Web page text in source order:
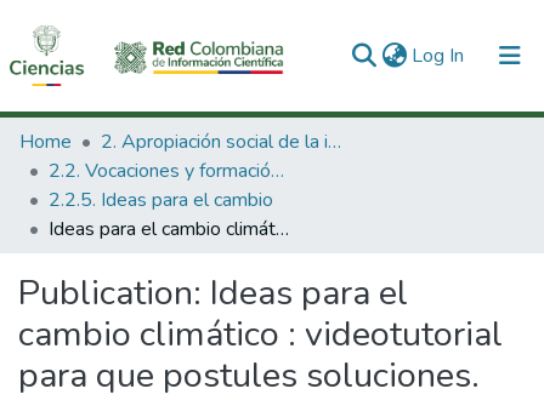
Log In (current)
Communities & Collections
All of DSpace
Statistics
Home
2. Apropiación social de la información en Ciencia Tecnología e Innovación
2.2. Vocaciones y formación de la CTeI
2.2.5. Ideas para el cambio
Ideas para el cambio climático : videotutorial para que postules soluciones.
Publication: Ideas para el
cambio climático : videotutorial
para que postules soluciones.